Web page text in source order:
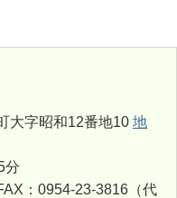
大字昭和12番地10 地
分
：0954-23-3816（代